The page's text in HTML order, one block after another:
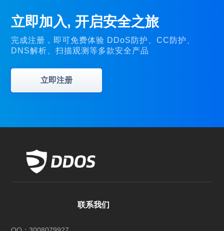
立即加入, 开启安全之旅
完成注册，即可免费体验 DDoS防护、CC防护、
DNS解析、扫描观测等多款安全产品
立即注册
联系我们